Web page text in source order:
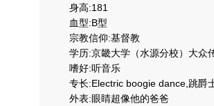
身高:181
血型:B型
宗教信仰:基督教
学历:京畿大学（水源分校）大众
嗜好:听音乐
专长:Electric boogie dance,跳爵
外表:眼睛超像他的爸爸